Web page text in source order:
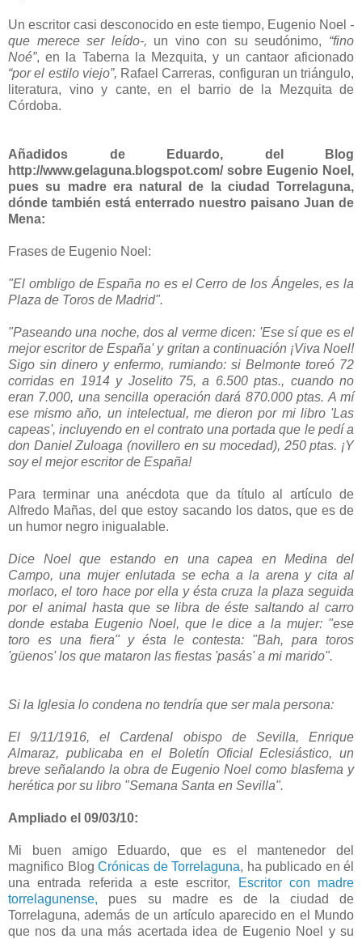
Un escritor casi desconocido en este tiempo, Eugenio Noel -
que merece ser leído-, un vino con su seudónimo, “fino
Noé”, en la Taberna la Mezquita, y un cantaor aficionado
“por el estilo viejo”, Rafael Carreras, configuran un triángulo,
literatura, vino y cante, en el barrio de la Mezquita de
Córdoba.
Añadidos de Eduardo, del Blog
http://www.gelaguna.blogspot.com/ sobre Eugenio Noel,
pues su madre era natural de la ciudad Torrelaguna,
dónde también está enterrado nuestro paisano Juan de
Mena:
Frases de Eugenio Noel:
"El ombligo de España no es el Cerro de los Ángeles, es la
Plaza de Toros de Madrid".
"Paseando una noche, dos al verme dicen: 'Ese sí que es el
mejor escritor de España' y gritan a continuación ¡Viva Noel!
Sigo sin dinero y enfermo, rumiando: si Belmonte toreó 72
corridas en 1914 y Joselito 75, a 6.500 ptas., cuando no
eran 7.000, una sencilla operación dará 870.000 ptas. A mí
ese mismo año, un intelectual, me dieron por mi libro 'Las
capeas', incluyendo en el contrato una portada que le pedí a
don Daniel Zuloaga (novillero en su mocedad), 250 ptas. ¡Y
soy el mejor escritor de España!
Para terminar una anécdota que da título al artículo de
Alfredo Mañas, del que estoy sacando los datos, que es de
un humor negro inigualable.
Dice Noel que estando en una capea en Medina del
Campo, una mujer enlutada se echa a la arena y cita al
morlaco, el toro hace por ella y ésta cruza la plaza seguida
por el animal hasta que se libra de éste saltando al carro
donde estaba Eugenio Noel, que le dice a la mujer: "ese
toro es una fiera" y ésta le contesta: "Bah, para toros
'güenos' los que mataron las fiestas 'pasás' a mi marido".
Si la Iglesia lo condena no tendría que ser mala persona:
El 9/11/1916, el Cardenal obispo de Sevilla, Enrique
Almaraz, publicaba en el Boletín Oficial Eclesiástico, un
breve señalando la obra de Eugenio Noel como blasfema y
herética por su libro "Semana Santa en Sevilla".
Ampliado el 09/03/10:
Mi buen amigo Eduardo, que es el mantenedor del
magnifico Blog Crónicas de Torrelaguna, ha publicado en él
una entrada referida a este escritor,
Escritor con madre
torrelagunense, pues su madre es de la ciudad de
Torrelaguna, además de un artículo aparecido en el Mundo
que nos da una más acertada idea de Eugenio Noel y su